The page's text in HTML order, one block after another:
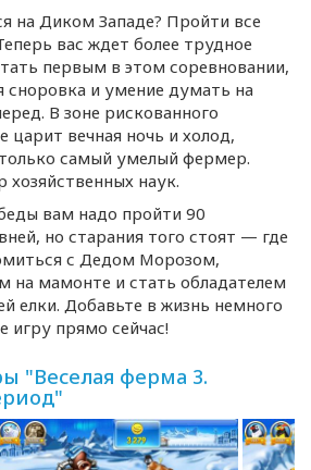
на Диком Западе? Пройти все
вас ждет более трудное
первым в этом соревновании,
сноровка и умение думать на
В зоне рискованного
царит вечная ночь и холод,
самый умелый фермер.
наук.
вам надо пройти 90
но старания того стоят — где
с Дедом Морозом,
на мамонте и стать обладателем
елки. Добавьте в жизнь немного
игру прямо сейчас!
"Веселая ферма 3.